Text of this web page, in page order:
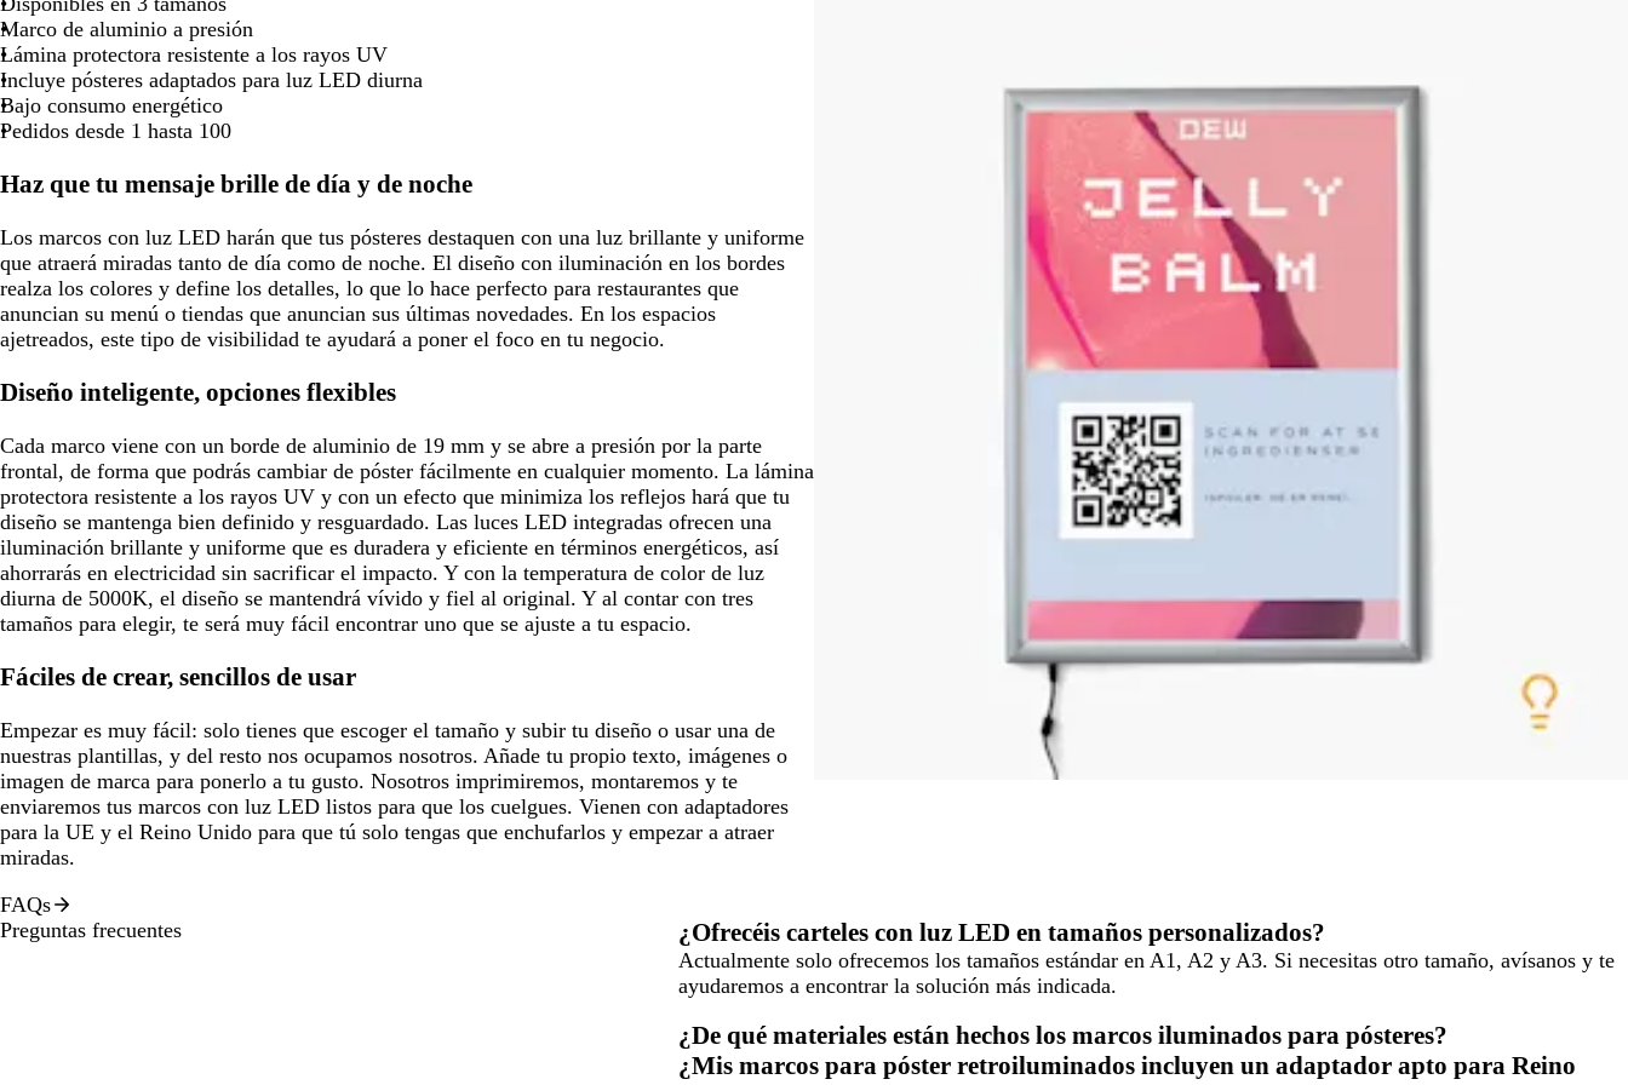
para
moverte
por
la
imagen
para
moverte
por
la
imagen
moverte
por
moverte
por
Marco de aluminio a presión
Lámina protectora resistente a los rayos UV
Incluye pósteres adaptados para luz LED diurna
Bajo consumo energético
Pedidos desde 1 hasta 100
Haz que tu mensaje brille de día y de noche
Los marcos con luz LED harán que tus pósteres destaquen con una luz brillante y uniforme
que atraerá miradas tanto de día como de noche. El diseño con iluminación en los bordes
realza los colores y define los detalles, lo que lo hace perfecto para restaurantes que
anuncian su menú o tiendas que anuncian sus últimas novedades. En los espacios
ajetreados, este tipo de visibilidad te ayudará a poner el foco en tu negocio.
Diseño inteligente, opciones flexibles
Cada marco viene con un borde de aluminio de 19 mm y se abre a presión por la parte
frontal, de forma que podrás cambiar de póster fácilmente en cualquier momento. La lámina
protectora resistente a los rayos UV y con un efecto que minimiza los reflejos hará que tu
diseño se mantenga bien definido y resguardado. Las luces LED integradas ofrecen una
iluminación brillante y uniforme que es duradera y eficiente en términos energéticos, así
ahorrarás en electricidad sin sacrificar el impacto. Y con la temperatura de color de luz
diurna de 5000K, el diseño se mantendrá vívido y fiel al original. Y al contar con tres
tamaños para elegir, te será muy fácil encontrar uno que se ajuste a tu espacio.
Fáciles de crear, sencillos de usar
Empezar es muy fácil: solo tienes que escoger el tamaño y subir tu diseño o usar una de
nuestras plantillas, y del resto nos ocupamos nosotros. Añade tu propio texto, imágenes o
imagen de marca para ponerlo a tu gusto. Nosotros imprimiremos, montaremos y te
enviaremos tus marcos con luz LED listos para que los cuelgues. Vienen con adaptadores
para la UE y el Reino Unido para que tú solo tengas que enchufarlos y empezar a atraer
miradas.
FAQs
Preguntas frecuentes
¿Ofrecéis carteles con luz LED en tamaños personalizados?
Actualmente solo ofrecemos los tamaños estándar en A1, A2 y A3. Si necesitas otro tamaño, avísanos y te
ayudaremos a encontrar la solución más indicada.
¿De qué materiales están hechos los marcos iluminados para pósteres?
¿Mis marcos para póster retroiluminados incluyen un adaptador apto para Reino